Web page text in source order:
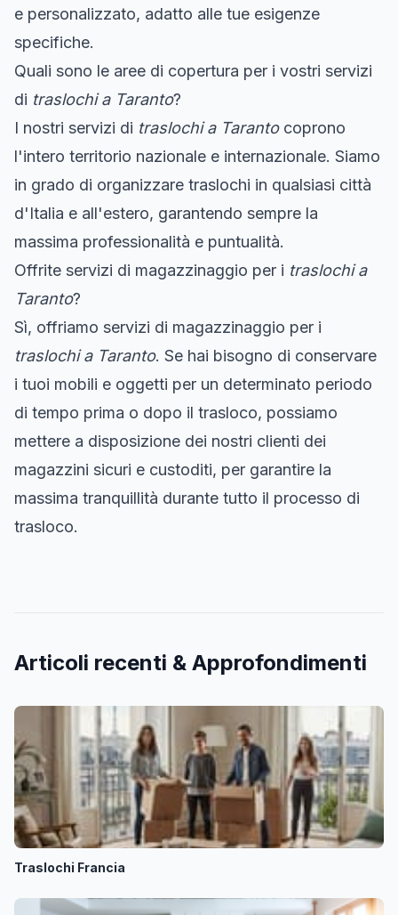
e personalizzato, adatto alle tue esigenze
specifiche.
Quali sono le aree di copertura per i vostri servizi
di traslochi a Taranto?
I nostri servizi di traslochi a Tarantocoprono
l'intero territorio nazionale e internazionale. Siamo
in grado di organizzare traslochi in qualsiasi città
d'Italia e all'estero, garantendo sempre la
massima professionalità e puntualità.
Offrite servizi di magazzinaggio per i traslochi a
Taranto?
Sì, offriamo servizi di magazzinaggio per i
traslochi a Taranto. Se hai bisogno di conservare
i tuoi mobili e oggetti per un determinato periodo
di tempo prima o dopo il trasloco, possiamo
mettere a disposizione dei nostri clienti dei
magazzini sicuri e custoditi, per garantire la
massima tranquillità durante tutto il processo di
trasloco.
Articoli recenti & Approfondimenti
Traslochi Francia